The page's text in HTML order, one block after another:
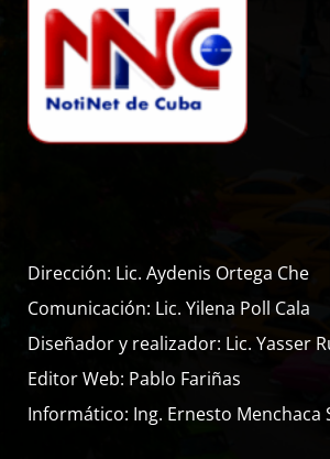
Dirección: Lic. Aydenis Ortega Che
Comunicación: Lic. Yilena Poll Cala
Diseñador y realizador: Lic. Yasser
Editor Web: Pablo Fariñas
Informático: Ing. Ernesto Menchaca